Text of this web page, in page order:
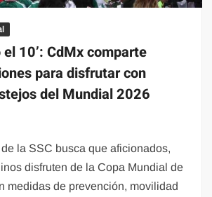
el 10’: CdMx comparte
para disfrutar con
del Mundial 2026
la SSC busca que aficionados,
disfruten de la Copa Mundial de
medidas de prevención, movilidad